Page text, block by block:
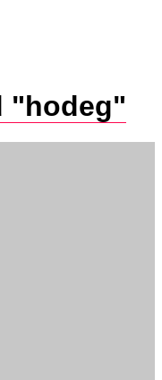
"hodeg"